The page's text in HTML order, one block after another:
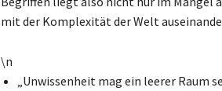
mit der Komplexität der Welt
\n
„Unwissenheit mag ein leerer Raum